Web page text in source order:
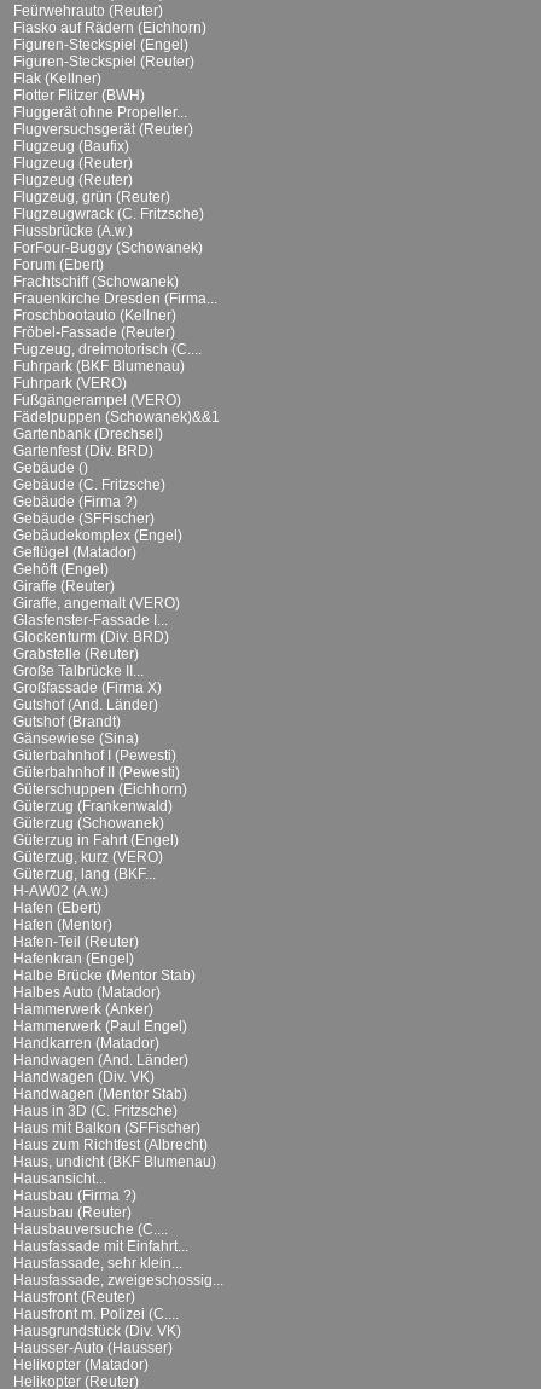
Feürwehrauto (Reuter)
Fiasko auf Rädern (Eichhorn)
Figuren-Steckspiel (Engel)
Figuren-Steckspiel (Reuter)
Flak (Kellner)
Flotter Flitzer (BWH)
Fluggerät ohne Propeller...
Flugversuchsgerät (Reuter)
Flugzeug (Baufix)
Flugzeug (Reuter)
Flugzeug (Reuter)
Flugzeug, grün (Reuter)
Flugzeugwrack (C. Fritzsche)
Flussbrücke (A.w.)
ForFour-Buggy (Schowanek)
Forum (Ebert)
Frachtschiff (Schowanek)
Frauenkirche Dresden (Firma...
Froschbootauto (Kellner)
Fröbel-Fassade (Reuter)
Fugzeug, dreimotorisch (C....
Fuhrpark (BKF Blumenau)
Fuhrpark (VERO)
Fußgängerampel (VERO)
Fädelpuppen (Schowanek)&&1
Gartenbank (Drechsel)
Gartenfest (Div. BRD)
Gebäude ()
Gebäude (C. Fritzsche)
Gebäude (Firma ?)
Gebäude (SFFischer)
Gebäudekomplex (Engel)
Geflügel (Matador)
Gehöft (Engel)
Giraffe (Reuter)
Giraffe, angemalt (VERO)
Glasfenster-Fassade I...
Glockenturm (Div. BRD)
Grabstelle (Reuter)
Große Talbrücke II...
Großfassade (Firma X)
Gutshof (And. Länder)
Gutshof (Brandt)
Gänsewiese (Sina)
Güterbahnhof I (Pewesti)
Güterbahnhof II (Pewesti)
Güterschuppen (Eichhorn)
Güterzug (Frankenwald)
Güterzug (Schowanek)
Güterzug in Fahrt (Engel)
Güterzug, kurz (VERO)
Güterzug, lang (BKF...
H-AW02 (A.w.)
Hafen (Ebert)
Hafen (Mentor)
Hafen-Teil (Reuter)
Hafenkran (Engel)
Halbe Brücke (Mentor Stab)
Halbes Auto (Matador)
Hammerwerk (Anker)
Hammerwerk (Paul Engel)
Handkarren (Matador)
Handwagen (And. Länder)
Handwagen (Div. VK)
Handwagen (Mentor Stab)
Haus in 3D (C. Fritzsche)
Haus mit Balkon (SFFischer)
Haus zum Richtfest (Albrecht)
Haus, undicht (BKF Blumenau)
Hausansicht...
Hausbau (Firma ?)
Hausbau (Reuter)
Hausbauversuche (C....
Hausfassade mit Einfahrt...
Hausfassade, sehr klein...
Hausfassade, zweigeschossig...
Hausfront (Reuter)
Hausfront m. Polizei (C....
Hausgrundstück (Div. VK)
Hausser-Auto (Hausser)
Helikopter (Matador)
Helikopter (Reuter)